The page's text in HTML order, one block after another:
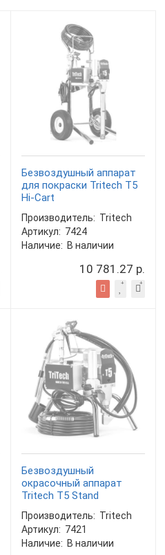
Безвоздушный аппарат
для покраски Tritech T5
Hi-Cart
Производитель: Tritech
Артикул: 7424
Наличие: В наличии
10 781.27 р.
Безвоздушный
окрасочный аппарат
Tritech T5 Stand
Производитель: Tritech
Артикул: 7421
Наличие: В наличии